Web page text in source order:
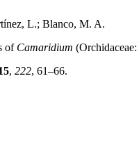
L.; Blanco, M. A.
of Camaridium
, 222, 61–66.